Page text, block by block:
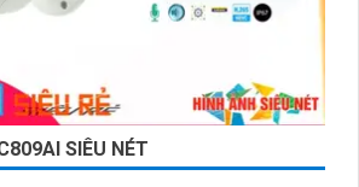
SIÊU NÉT